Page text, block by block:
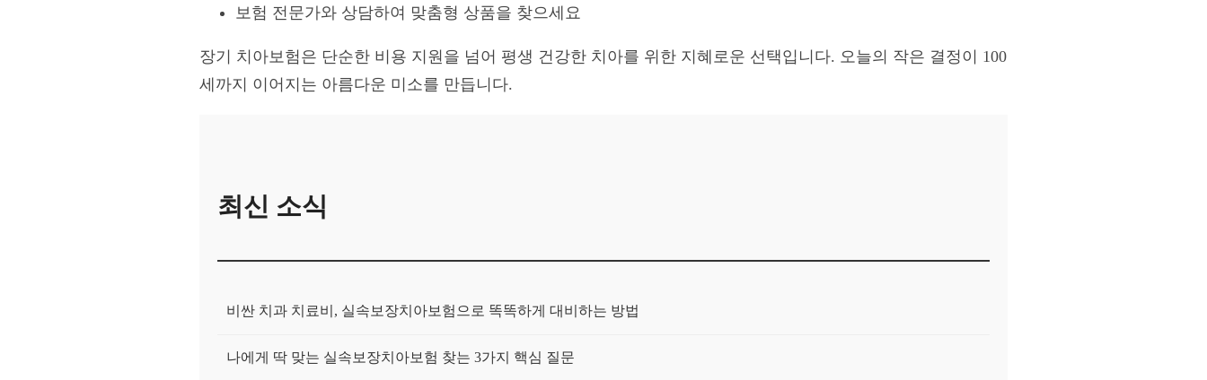
보험 전문가와 상담하여 맞춤형 상품을 찾으세요
장기 치아보험은 단순한 비용 지원을 넘어 평생 건강한 치아를 위한 지혜로운 선택입니다. 오늘의 작은 결정이 100
세까지 이어지는 아름다운 미소를 만듭니다.
최신 소식
비싼 치과 치료비, 실속보장치아보험으로 똑똑하게 대비하는 방법
나에게 딱 맞는 실속보장치아보험 찾는 3가지 핵심 질문